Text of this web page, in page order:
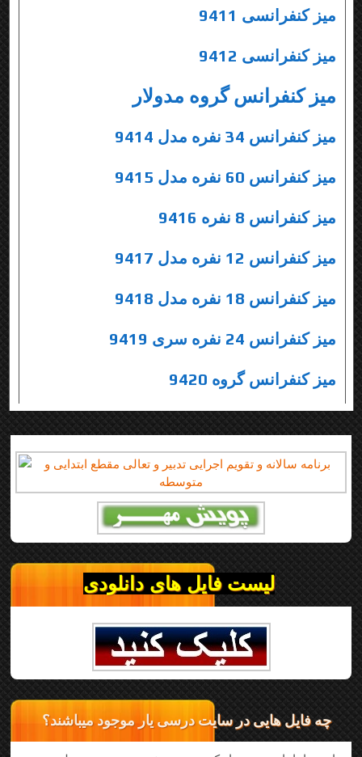
میز کنفرانسی 9411
میز کنفرانسی 9412
میز کنفرانس گروه مدولار
میز کنفرانس 34 نفره مدل 9414
میز کنفرانس 60 نفره مدل 9415
میز کنفرانس 8 نفره 9416
میز کنفرانس 12 نفره مدل 9417
میز کنفرانس 18 نفره مدل 9418
میز کنفرانس 24 نفره سری 9419
میز کنفرانس گروه 9420
لیست فایل های دانلودی
چه فایل هایی در سایت درسی یار موجود میباشند؟